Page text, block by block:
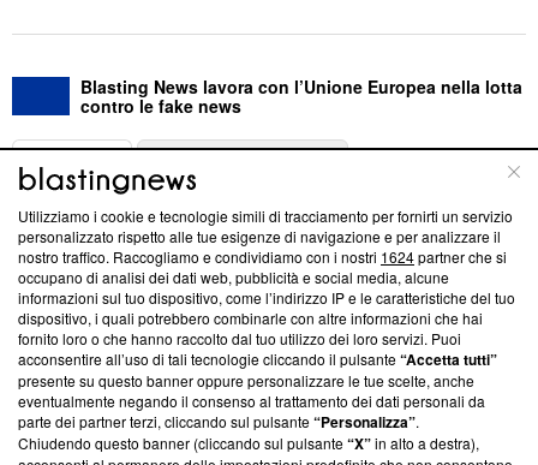
Blasting News lavora con l’Unione Europea nella lotta
contro le fake news
ABOUT
Questa sezione offre informazioni trasparenti su Blasting
News, sui nostri processi editoriali e su come ci impegniamo a
creare news di qualità. Inoltre, afferma la nostra aderenza a
‘Trust Project - News with Integrity’Blasting News non è
ancora membro del programma, ma ha richiesto di farne
parte; Trust Project non ha ancora effettuato una verifica di
conformità agli standard.
Su di noi
Utilizziamo i cookie e tecnologie simili di tracciamento per fornirti un servizio
personalizzato rispetto alle tue esigenze di navigazione e per analizzare il
nostro traffico. Raccogliamo e condividiamo con i nostri 1624partner che si
occupano di analisi dei dati web, pubblicità e social media, alcune
informazioni sul tuo dispositivo, come l’indirizzo IP e le caratteristiche del tuo
dispositivo, i quali potrebbero combinarle con altre informazioni che hai
fornito loro o che hanno raccolto dal tuo utilizzo dei loro servizi. Puoi
acconsentire all’uso di tali tecnologie cliccando il pulsante“Accetta tutti”
presente su questo banner oppure personalizzare le tue scelte, anche
eventualmente negando il consenso al trattamento dei dati personali da
parte dei partner terzi, cliccando sul pulsante“Personalizza”.
Chiudendo questo banner (cliccando sul pulsante“X”in alto a destra),